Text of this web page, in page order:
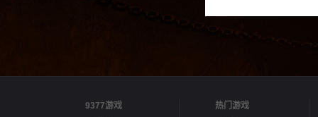
9377游戏
热门游戏